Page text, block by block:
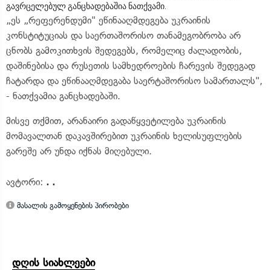
გავრცელებულ განცხადებაშია ნათქვამი.
„ეს „რეფერენდუმი" ეწინააღმდეგება უკრაინის
კონსტიტუციას და საერთაშორისო თანამეგობრობა არ
ცნობს გამოკითხვის შედეგებს, რომელიც ძალადობის,
დაშინებისა და რუსეთის სამხედროების ჩარევის შედეგად
ჩატარდა და ეწინააღმდეგაბა საერტაშორისო სამართალს",
- ნათქვამია განცხადებაში.
მისვე თქმით, არანაირი გადაწყვეტილება უკრაინის
მომავალთან დაკავშირებით უკრაინის ხელისუფლების
გარეშე არ უნდა იქნას მიღებული.
ავტორი: . .
მასალის გამოყენების პირობები
დღის სიახლეები